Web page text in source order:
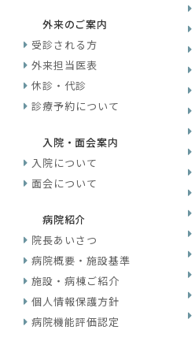
外来のご案内
受診される方
外来担当医表
休診・代診
診療予約について
入院・面会案内
入院について
面会について
病院紹介
院長あいさつ
病院概要・施設基準
施設・病棟ご紹介
個人情報保護方針
病院機能評価認定